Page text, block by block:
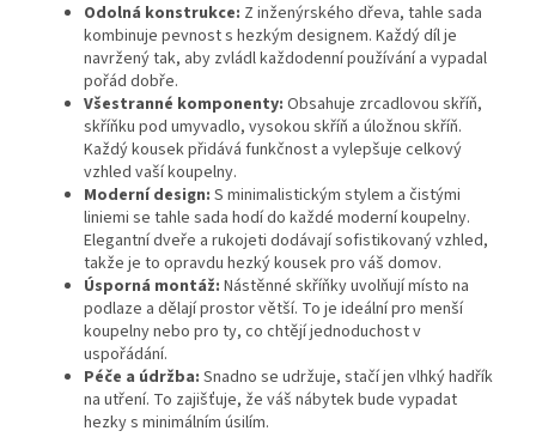
Odolná konstrukce: Z inženýrského dřeva, tahle sada
kombinuje pevnost s hezkým designem. Každý díl je
navržený tak, aby zvládl každodenní používání a vypadal
pořád dobře.
Všestranné komponenty: Obsahuje zrcadlovou skříň,
skříňku pod umyvadlo, vysokou skříň a úložnou skříň.
Každý kousek přidává funkčnost a vylepšuje celkový
vzhled vaší koupelny.
Moderní design: S minimalistickým stylem a čistými
liniemi se tahle sada hodí do každé moderní koupelny.
Elegantní dveře a rukojeti dodávají sofistikovaný vzhled,
takže je to opravdu hezký kousek pro váš domov.
Úsporná montáž: Nástěnné skříňky uvolňují místo na
podlaze a dělají prostor větší. To je ideální pro menší
koupelny nebo pro ty, co chtějí jednoduchost v
uspořádání.
Péče a údržba: Snadno se udržuje, stačí jen vlhký hadřík
na utření. To zajišťuje, že váš nábytek bude vypadat
hezky s minimálním úsilím.